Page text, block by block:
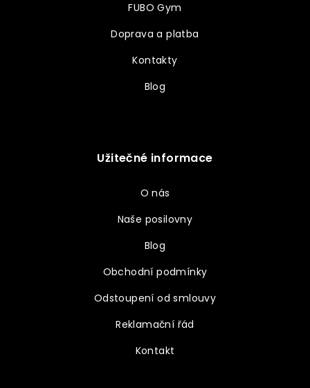
FUBO Gym
Doprava a platba
Kontakty
Blog
Užitečné informace
O nás
Naše posilovny
Blog
Obchodní podmínky
Odstoupení od smlouvy
Reklamační řád
Kontakt